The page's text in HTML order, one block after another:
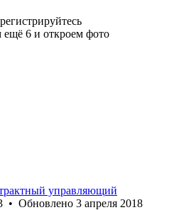
ещё 6 и откроем фото
управляющий
• Обновлено 3 апреля 2018